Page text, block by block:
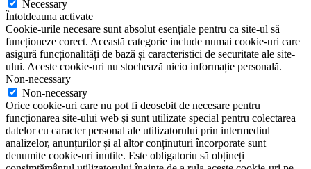
Necessary
Întotdeauna activate
Cookie-urile necesare sunt absolut esențiale pentru ca site-ul să
funcționeze corect. Această categorie include numai cookie-uri care
asigură funcționalități de bază și caracteristici de securitate ale site-
ului. Aceste cookie-uri nu stochează nicio informație personală.
Non-necessary
Non-necessary
Orice cookie-uri care nu pot fi deosebit de necesare pentru
funcționarea site-ului web și sunt utilizate special pentru colectarea
datelor cu caracter personal ale utilizatorului prin intermediul
analizelor, anunțurilor și al altor conținuturi încorporate sunt
denumite cookie-uri inutile. Este obligatoriu să obțineți